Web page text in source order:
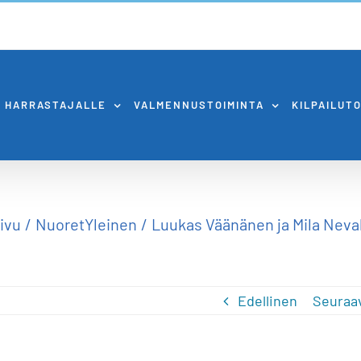
HARRASTAJALLE VALMENNUSTOIMINTA
NuoretYleinen Luukas Väänänen ja Mila
Edellinen